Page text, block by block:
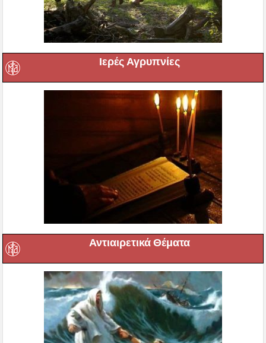
Ιερές Αγρυπνίες
Αντιαιρετικά Θέματα